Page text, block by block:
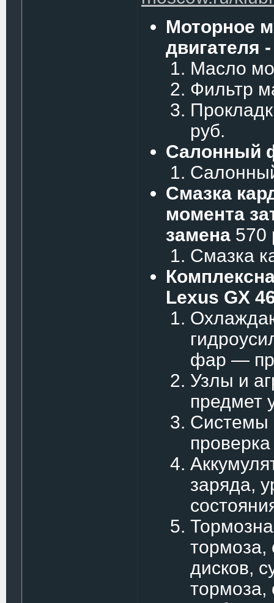
Моторное
двигателя
Масло
Фильтр
руб.
Салонный
Смазка
момента
замена 570
Смазка
Lexus GX
фар —
Узлы и
предмет
Системы
заряда,
тормоза,
дисков,
тормоза,